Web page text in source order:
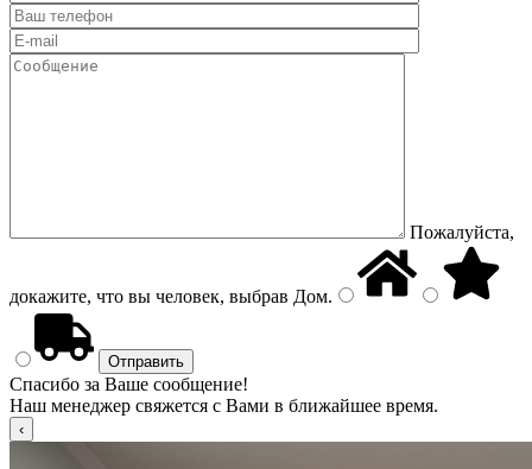
Пожалуйста,
докажите, что вы человек, выбрав Дом.
Спасибо за Ваше сообщение!
Наш менеджер свяжется с Вами в ближайшее время.